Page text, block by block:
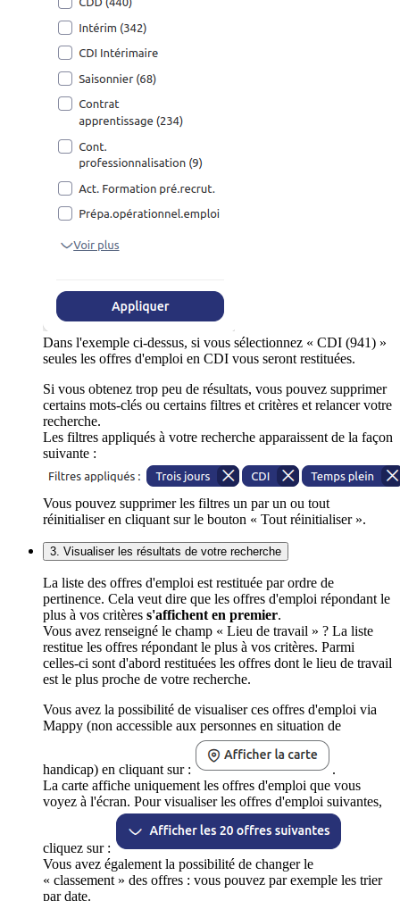
Dans l'exemple ci-dessus, si vous sélectionnez « CDI (941) »
seules les offres d'emploi en CDI vous seront restituées.
Si vous obtenez trop peu de résultats, vous pouvez supprimer
certains mots-clés ou certains filtres et critères et relancer votre
recherche.
Les filtres appliqués à votre recherche apparaissent de la façon
suivante :
Vous pouvez supprimer les filtres un par un ou tout
réinitialiser en cliquant sur le bouton « Tout réinitialiser ».
3. Visualiser les résultats de votre recherche
La liste des offres d'emploi est restituée par ordre de
pertinence. Cela veut dire que les offres d'emploi répondant le
plus à vos critères s'affichent en premier.
Vous avez renseigné le champ « Lieu de travail » ? La liste
restitue les offres répondant le plus à vos critères. Parmi
celles-ci sont d'abord restituées les offres dont le lieu de travail
est le plus proche de votre recherche.
Vous avez la possibilité de visualiser ces offres d'emploi via
Mappy (non accessible aux personnes en situation de
handicap) en cliquant sur :
.
La carte affiche uniquement les offres d'emploi que vous
voyez à l'écran. Pour visualiser les offres d'emploi suivantes,
cliquez sur :
Vous avez également la possibilité de changer le
« classement » des offres : vous pouvez par exemple les trier
par date.